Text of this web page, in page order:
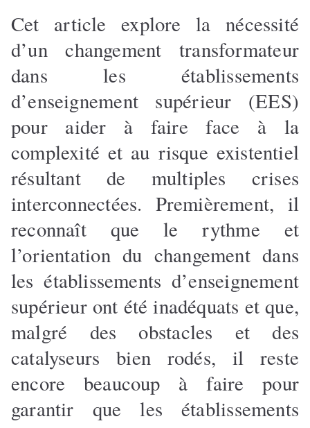
Cet article explore la nécessité
d’un changement transformateur
dans les établissements
d’enseignement supérieur (EES)
pour aider à faire face à la
complexité et au risque existentiel
résultant de multiples crises
interconnectées. Premièrement, il
reconnaît que le rythme et
l’orientation du changement dans
les établissements d’enseignement
supérieur ont été inadéquats et que,
malgré des obstacles et des
catalyseurs bien rodés, il reste
encore beaucoup à faire pour
garantir que les établissements